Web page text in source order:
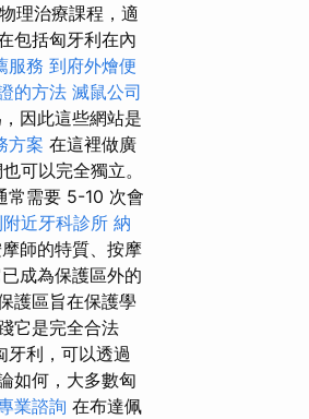
理治療課程，適
包括匈牙利在內
服務 到府外燴便
的方法 滅鼠公司
因此這些網站是
方案 在這裡做廣
可以完全獨立。
常需要 5-10 次會
近牙科診所 納
師的特質、按摩
成為保護區外的
護區旨在保護學
它是完全合法
牙利，可以透過
如何，大多數匈
業諮詢 在布達佩